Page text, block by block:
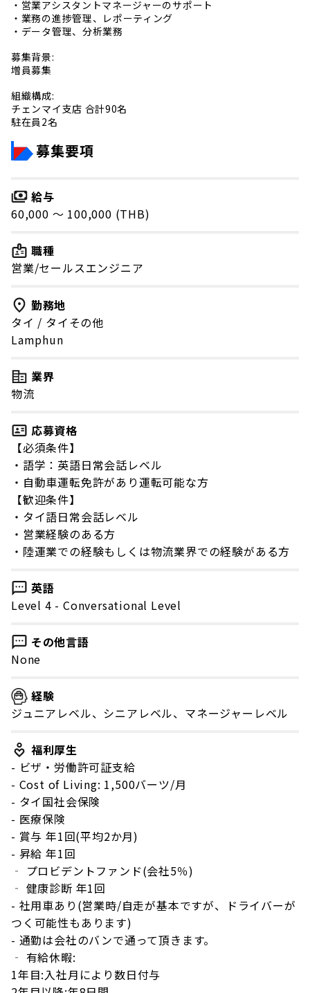
・営業アシスタントマネージャーのサポート
・業務の進捗管理、レポーティング
・データ管理、分析業務
募集背景:
増員募集
組織構成:
チェンマイ支店 合計90名
駐在員2名
募集要項
給与
60,000 〜 100,000 (THB)
職種
営業/セールスエンジニア
勤務地
タイ / タイその他
Lamphun
業界
物流
応募資格
【必須条件】
・語学：英語日常会話レベル
・自動車運転免許があり運転可能な方
【歓迎条件】
・タイ語日常会話レベル
・営業経験のある方
・陸運業での経験もしくは物流業界での経験がある方
英語
Level 4 - Conversational Level
その他言語
None
経験
ジュニアレベル、シニアレベル、マネージャーレベル
福利厚生
- ビザ・労働許可証支給
- Cost of Living: 1,500バーツ/月
- タイ国社会保険
- 医療保険
- 賞与 年1回(平均2か月)
- 昇給 年1回
‐ プロビデントファンド(会社5％)
‐ 健康診断 年1回
- 社用車あり(営業時/自走が基本ですが、ドライバーが
つく可能性もあります)
- 通勤は会社のバンで通って頂きます。
‐ 有給休暇:
1年目:入社月により数日付与